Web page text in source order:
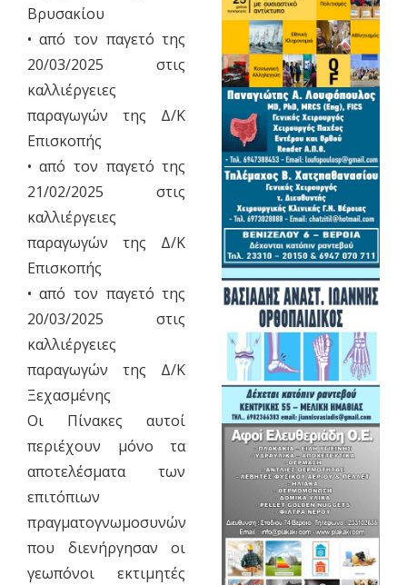
Βρυσακίου
• από τον παγετό της
20/03/2025 στις
καλλιέργειες
παραγωγών της Δ/Κ
Επισκοπής
• από τον παγετό της
21/02/2025 στις
καλλιέργειες
παραγωγών της Δ/Κ
Επισκοπής
• από τον παγετό της
20/03/2025 στις
καλλιέργειες
παραγωγών της Δ/Κ
Ξεχασμένης
Οι Πίνακες αυτοί
περιέχουν µόνο τα
αποτελέσµατα των
επιτόπιων
πραγµατογνωµοσυνών
που διενήργησαν οι
γεωπόνοι εκτιµητές